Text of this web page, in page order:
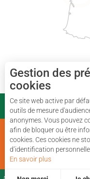
Mentions
Gestion des
cookies
Ce site web active par
outils de mesure
anonymes. Vous pouvez
afin de bloquer ou être
cookies. Ces cookies ne
d’identification personnelle.
En savoir plus